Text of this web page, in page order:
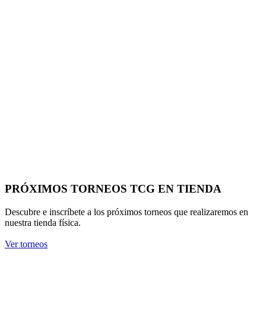
PRÓXIMOS TORNEOS TCG EN TIENDA
Descubre e inscríbete a los próximos torneos que realizaremos en
nuestra tienda física.
Ver torneos